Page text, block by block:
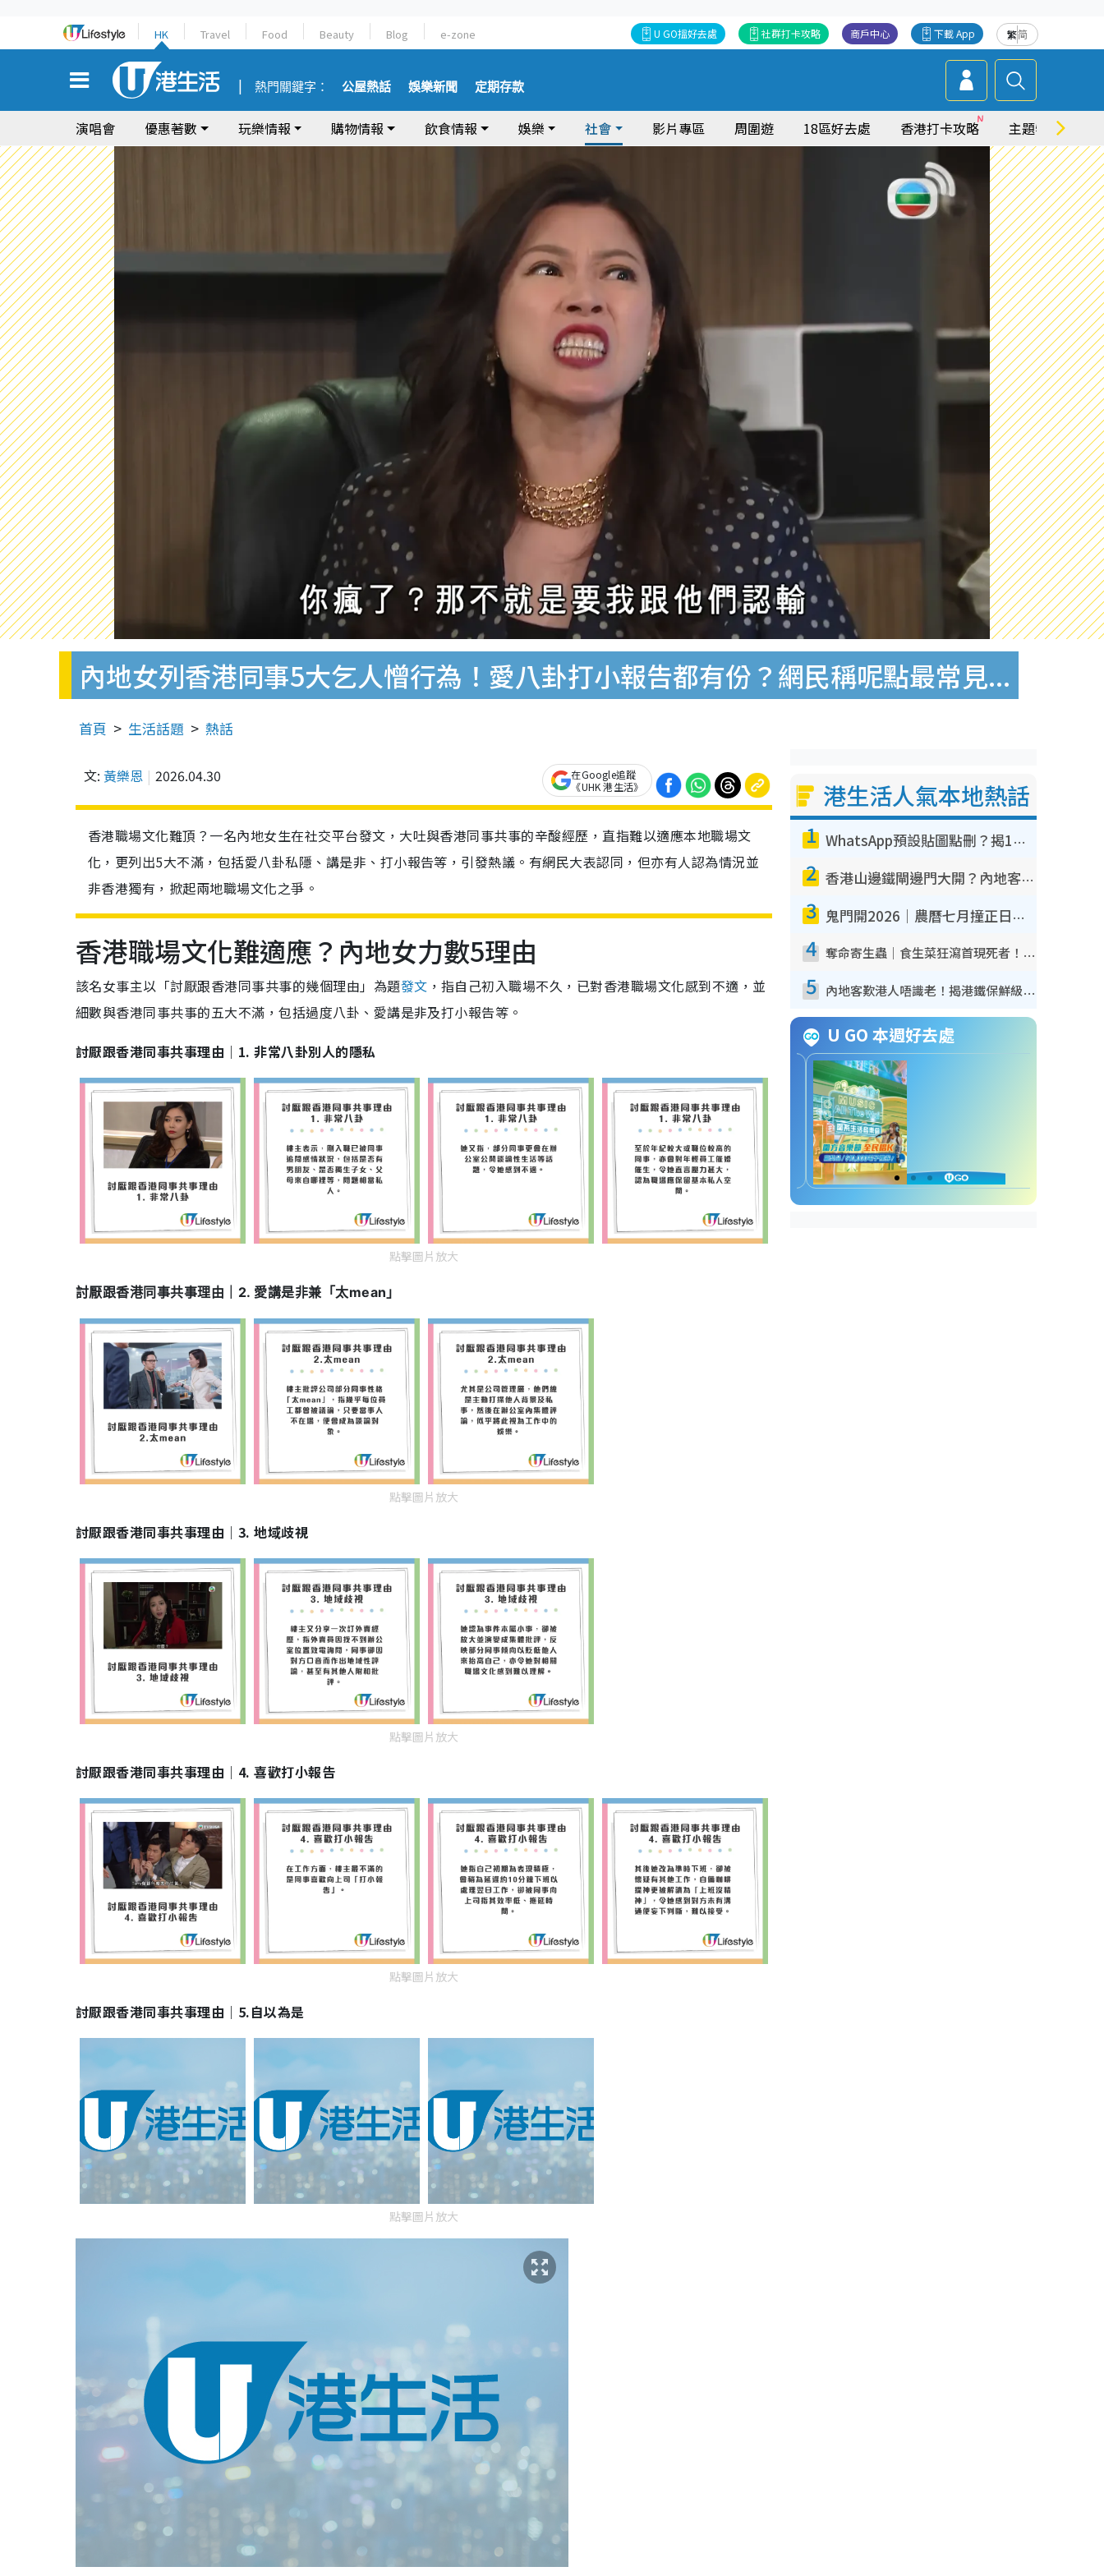
HK Travel Food Beauty Blog e-zone 繁简
下載 App
商戶中心
社群打卡攻略
U GO搵好去處
熱門關鍵字： 公屋熱話 娛樂新聞 定期存款
演唱會 優惠著數 玩樂情報 購物情報 飲食情報 娛樂 社會 影片專區 周圍遊 18區好去處 香港打卡攻略 主題特集
內地女列香港同事5大乞人憎行為！愛八卦打小報告都有份？網民稱呢點最常見...
首頁 生活話題 熱話
文: 黃樂恩 2026.04.30
在Google追蹤
《UHK 港生活》
香港職場文化難頂？一名內地女生在社交平台發文，大吐與香港同事共事的辛酸經歷，直指難以適應本地職場文
化，更列出5大不滿，包括愛八卦私隱、講是非、打小報告等，引發熱議。有網民大表認同，但亦有人認為情況並
非香港獨有，掀起兩地職場文化之爭。
香港職場文化難適應？內地女力數5理由
該名女事主以「討厭跟香港同事共事的幾個理由」為題發文 ，指自己初入職場不久，已對香港職場文化感到不適，並
細數與香港同事共事的五大不滿，包括過度八卦、愛講是非及打小報告等。
討厭跟香港同事共事理由｜1. 非常八卦別人的隱私
點擊圖片放大
討厭跟香港同事共事理由｜2. 愛講是非兼「太mean」
點擊圖片放大
討厭跟香港同事共事理由｜3. 地域歧視
點擊圖片放大
討厭跟香港同事共事理由｜4. 喜歡打小報告
點擊圖片放大
討厭跟香港同事共事理由｜5.自以為是
點擊圖片放大
港生活人氣本地熱話
1 WhatsApp預設貼圖點刪？揭1招「反向操作」還原簡潔介面 附3步實測教學
2 香港山邊鐵閘邊門大開？內地客困惑意義何在！網民神回覆：呢種叫法理性防禦
3 鬼門開2026｜農曆七月撞正日全食特別邪？專家警告切忌做一事！揭4大禁忌+2招保平安
4 奪命寄生蟲｜食生菜狂瀉首現死者！疫潮惡化錄1.8萬宗病例 揭洗菜3大謬誤
5 內地客歎港人唔識老！揭港鐵保鮮級冷氣 港人求放過：咪投訴
U GO 本週好去處